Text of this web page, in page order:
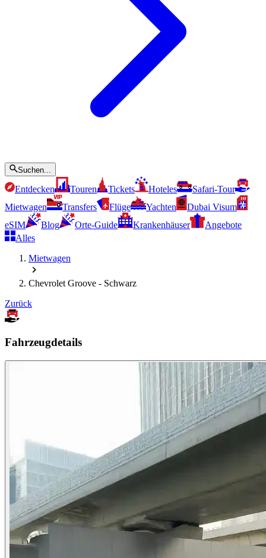
Suchen...
Entdecken Touren Tickets Hoteles
Safari-Tour
Mietwagen
Transfers Flüge Yachten
Dubai Visum
eSIM
Blog Orte-Guide Krankenhäuser
Angebote
Alles
Mietwagen
Chevrolet Groove - Schwarz
Zurück
Fahrzeugdetails